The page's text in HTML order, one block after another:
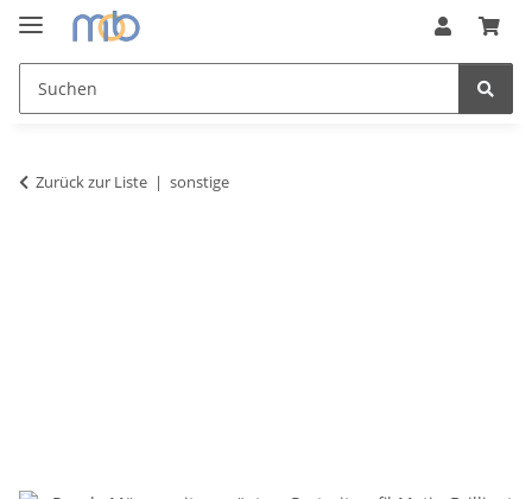
Zurück zur Liste sonstige